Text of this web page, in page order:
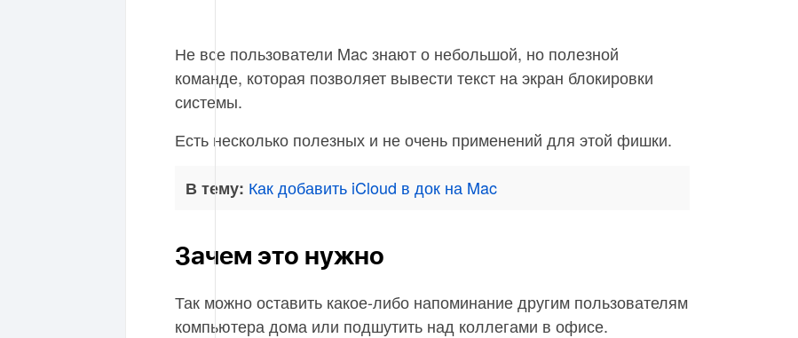
Не все пользователи Mac знают о небольшой, но полезной
команде, которая позволяет вывести текст на экран блокировки
системы.
Есть несколько полезных и не очень применений для этой фишки.
В тему: Как добавить iCloud в док на Mac
Зачем это нужно
Так можно оставить какое-либо напоминание другим пользователям
компьютера дома или подшутить над коллегами в офисе.